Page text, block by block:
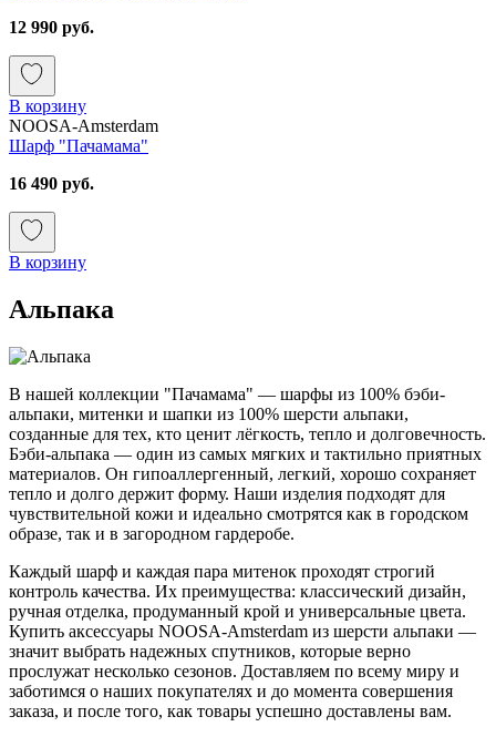
12 990 руб.
В корзину
NOOSA-Amsterdam
Шарф "Пачамама"
16 490 руб.
В корзину
Альпака
В нашей коллекции "Пачамама" — шарфы из 100% бэби-
альпаки, митенки и шапки из 100% шерсти альпаки,
созданные для тех, кто ценит лёгкость, тепло и долговечность.
Бэби-альпака — один из самых мягких и тактильно приятных
материалов. Он гипоаллергенный, легкий, хорошо сохраняет
тепло и долго держит форму. Наши изделия подходят для
чувствительной кожи и идеально смотрятся как в городском
образе, так и в загородном гардеробе.
Каждый шарф и каждая пара митенок проходят строгий
контроль качества. Их преимущества: классический дизайн,
ручная отделка, продуманный крой и универсальные цвета.
Купить аксессуары NOOSA-Amsterdam из шерсти альпаки —
значит выбрать надежных спутников, которые верно
прослужат несколько сезонов. Доставляем по всему миру и
заботимся о наших покупателях и до момента совершения
заказа, и после того, как товары успешно доставлены вам.